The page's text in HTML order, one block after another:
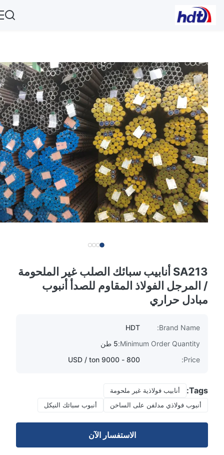
SA213 أنابيب سبائك الصلب غير الملحومة
/ المرجل الفولاذ المقاوم للصدأ أنبوب
مبادل حراري
Brand Name:
Minimum Order Quantity: 5 طن
Price:
Tags:
أنابيب فولاذية غير ملحومة
أنبوب فولاذي مدلفن على الساخن
أنبوب سبائك النيكل
الاستفسار الآن